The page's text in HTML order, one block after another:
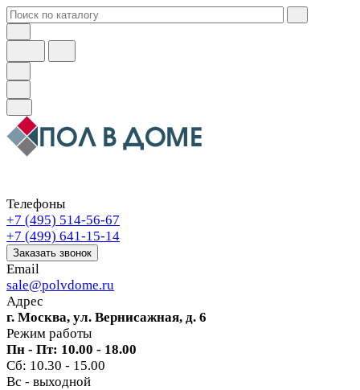
Телефоны
+7 (495) 514-56-67
+7 (499) 641-15-14
Заказать звонок
Email
sale@polvdome.ru
Адрес
г. Москва, ул. Вернисажная, д. 6
Режим работы
Пн - Пт: 10.00 - 18.00
Сб: 10.30 - 15.00
Вс - выходной